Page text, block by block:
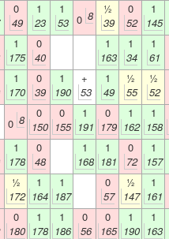
0
49
1
23
1
53 0 8
½
39
0
52
1
145
1
175
0
40
1
163
1
34
1
61
1
170
0
39
1
190
+
53
1
49
½
55
½
52
0 8
0
150
0
155
1
191
0
179
1
162
1
158
1
178
0
48
1
168
1
181
0
72
1
157
½
172
1
164
1
187
0
57
½
147
1
161
0
180
1
178
1
186
0
56
0
165
1
190
1
163